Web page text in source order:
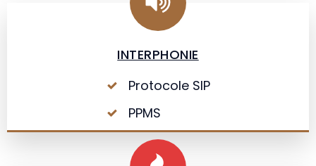
INTERPHONIE
Protocole SIP
PPMS